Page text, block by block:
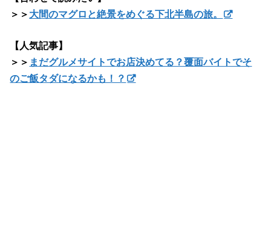
＞＞ 大間のマグロと絶景をめぐる下北半島の旅。
【人気記事】
＞＞ まだグルメサイトでお店決めてる？覆面バイトでそ
のご飯タダになるかも！？